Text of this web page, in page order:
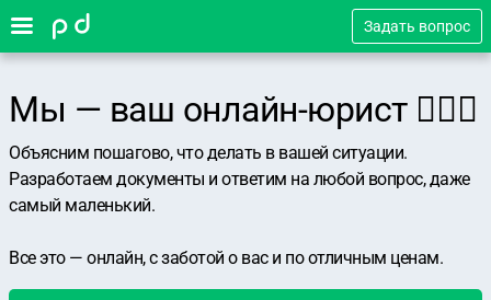
Задать вопрос
Мы — ваш онлайн-юрист 👨🏻‍⚖️
Объясним пошагово, что делать в вашей ситуации.
Разработаем документы и ответим на любой вопрос, даже
самый маленький.
Все это — онлайн, с заботой о вас и по отличным ценам.